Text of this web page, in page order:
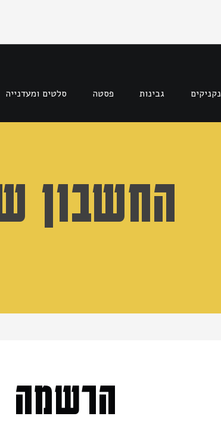
נקניקים גבינות פסטה סלטים ומעדנייה
החשבון
הרשמה